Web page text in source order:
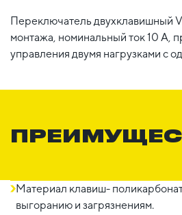
Переключатель двухклавишный
монтажа, номинальный ток 10 А,
управления двумя нагрузками с
Материал клавиш-
выгоранию и загрязнениям.